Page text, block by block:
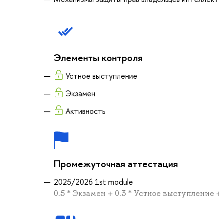
Элементы контроля
Устное выступление
Экзамен
Активность
Промежуточная аттестация
2025/2026 1st module
0.5 * Экзамен + 0.3 * Устное выступление